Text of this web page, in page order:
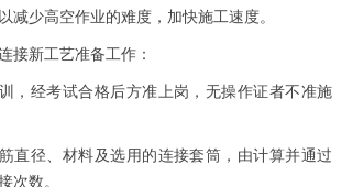
减少高空作业的难度，加快施工速度。
接新工艺准备工作：
，经考试合格后方准上岗，无操作证者不准施
直径、材料及选用的连接套筒，由计算并通过
次数。